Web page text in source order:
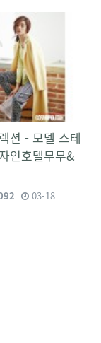
션 - 모델 스테
인호텔무무&
03-18